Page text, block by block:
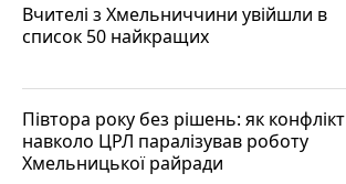
Вчителі з Хмельниччини увійшли в
список 50 найкращих
Півтора року без рішень: як конфлікт
навколо ЦРЛ паралізував роботу
Хмельницької райради